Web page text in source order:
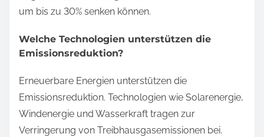
um bis zu 30% senken können.
Welche Technologien unterstützen die
Emissionsreduktion?
Erneuerbare Energien unterstützen die
Emissionsreduktion. Technologien wie Solarenergie,
Windenergie und Wasserkraft tragen zur
Verringerung von Treibhausgasemissionen bei.